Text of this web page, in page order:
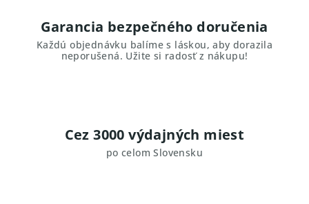
Garancia bezpečného doručenia
Každú objednávku balíme s láskou, aby dorazila
neporušená. Užite si radosť z nákupu!
Cez 3000 výdajných miest
po celom Slovensku